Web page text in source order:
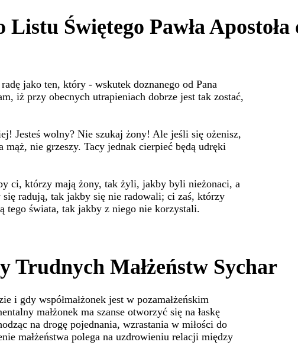
Listu Świętego Pawła
jako ten, który - wskutek doznanego od Pana
iż przy obecnych utrapieniach dobrze jest tak zostać,
Jesteś wolny? Nie szukaj żony! Ale jeśli się ożenisz,
nie grzeszy. Tacy jednak cierpieć będą udręki
ci, którzy mają żony, tak żyli, jakby byli nieżonaci, a
radują, tak jakby się nie radowali; ci zaś, którzy
świata, tak jakby z niego nie korzystali.
Trudnych Małżeństw Sychar
i gdy współmałżonek jest w pozamałżeńskim
małżonek ma szanse otworzyć się na łaskę
na drogę pojednania, wzrastania w miłości do
małżeństwa polega na uzdrowieniu relacji między